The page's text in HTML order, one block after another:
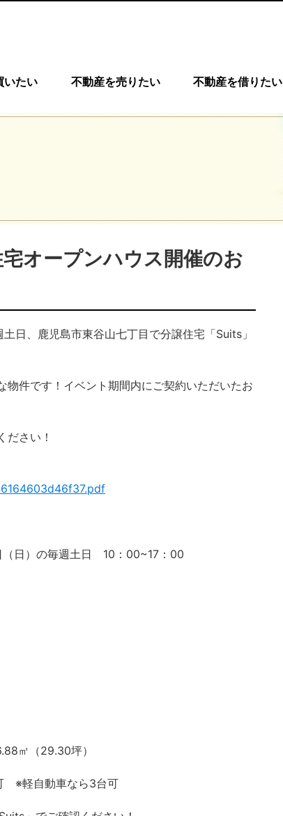
いたい 不動産を売りたい 不動産を借りたい
オープンハウス開催のお
日、鹿児島市東谷山七丁目で分譲住宅「Suits」
件です！イベント期間内にご契約いただいたお
ださい！
日）の毎週土日 10：00~17：00
㎡（29.30坪）
※軽自動車なら3台可